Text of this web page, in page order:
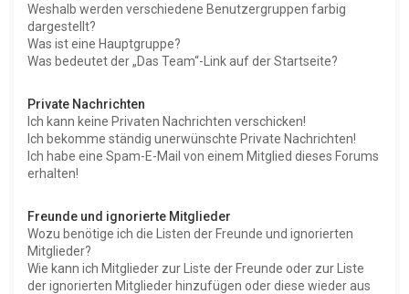
Weshalb werden verschiedene Benutzergruppen farbig
dargestellt?
Was ist eine Hauptgruppe?
Was bedeutet der „Das Team“-Link auf der Startseite?
Private Nachrichten
Ich kann keine Privaten Nachrichten verschicken!
Ich bekomme ständig unerwünschte Private Nachrichten!
Ich habe eine Spam-E-Mail von einem Mitglied dieses Forums
erhalten!
Freunde und ignorierte Mitglieder
Wozu benötige ich die Listen der Freunde und ignorierten
Mitglieder?
Wie kann ich Mitglieder zur Liste der Freunde oder zur Liste
der ignorierten Mitglieder hinzufügen oder diese wieder aus